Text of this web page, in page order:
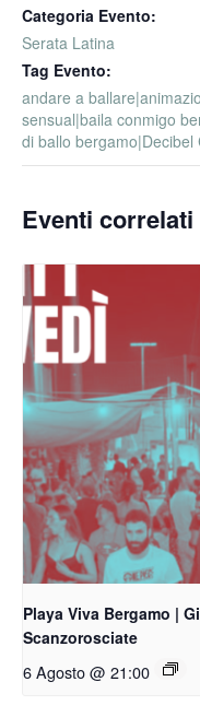
Categoria Evento:
Serata Latina
Tag Evento:
andare a
sensual|baila conmigo
di ballo
Eventi correlati
Playa Viva Bergamo |
Scanzorosciate
6 Agosto @ 21:00